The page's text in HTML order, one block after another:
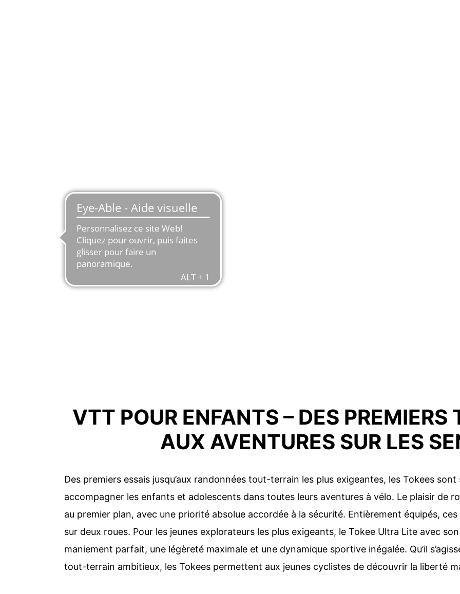
VTT POUR ENFANTS – DES PREMIERS
AUX AVENTURES SUR LES
Des premiers essais jusqu’aux randonnées tout-terrain les plus exigeantes, les Tokees
accompagner les enfants et adolescents dans toutes leurs aventures à vélo. Le plaisir de
au premier plan, avec une priorité absolue accordée à la sécurité. Entièrement équipés,
sur deux roues. Pour les jeunes explorateurs les plus exigeants, le Tokee Ultra Lite avec
maniement parfait, une légèreté maximale et une dynamique sportive inégalée. Qu’il
tout-terrain ambitieux, les Tokees permettent aux jeunes cyclistes de découvrir la liberté